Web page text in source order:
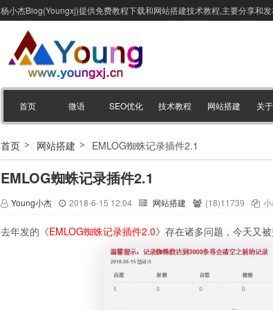
杨小杰Blog(Youngxj)提供免费教程下载和网站搭建技术教程,主要分享和
首页 微语 SEO优化 技术教程 网站搭建 关
首页 网站搭建 EMLOG蜘蛛记录插件2.1
EMLOG蜘蛛记录插件2.1
Young小杰 2018-6-15 12:04 网站搭建 (18)11739
去年发的《EMLOG蜘蛛记录插件2.0》存在诸多问题，今天又